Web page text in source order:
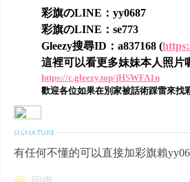
彩旗のLINE：yy0687
彩旗のLINE：se773
Gleezy搜尋ID：a837168 (
這裡可以看更多妹妹本人照片
https://c.gleezy.top/jHSWFA1n
歡迎各位如果在別家被話術踩雷來
有任何不懂的可以直接加彩旗賴